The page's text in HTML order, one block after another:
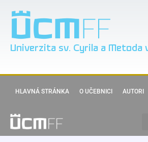
Univerzita sv. Cyrila a Metoda
HLAVNÁ STRÁNKA O UČEBNICI AUTORI